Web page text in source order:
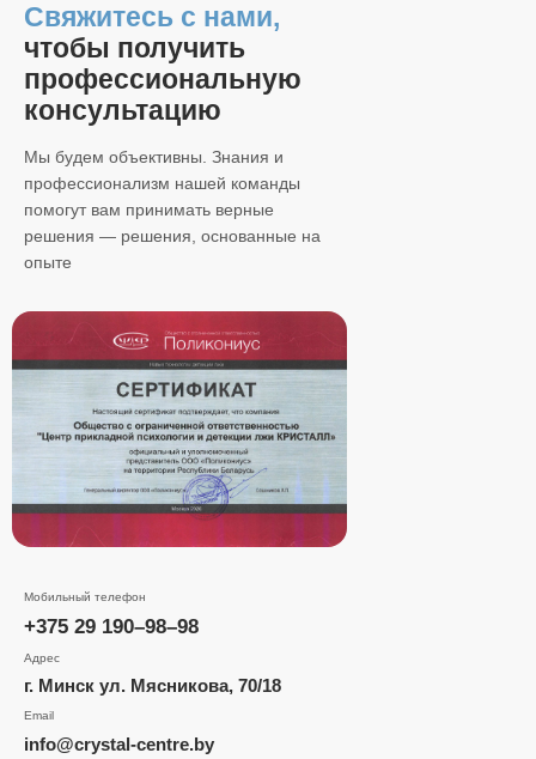
Свяжитесь с нами,
чтобы получить
профессиональную
консультацию
Мы будем объективны. Знания и
профессионализм нашей команды
помогут вам принимать верные
решения — решения, основанные на
опыте
Мобильный телефон
+375 29 190–98–98
Email
info@crystal-centre.by
Адрес
г. Минск ул. Мясникова, 70/18